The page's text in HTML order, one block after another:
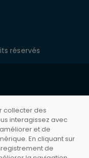
réservés
collecter des
interagissez avec
et de
En cliquant sur
de